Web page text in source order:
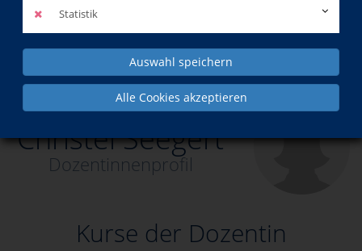
Statistik
Auswahl speichern
Alle Cookies akzeptieren
Dozent*innen Christel Seegert
Christel Seegert
Dozentinnenprofil
Kurse der Dozentin